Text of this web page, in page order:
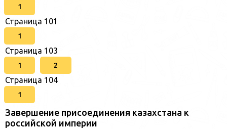
1
Страница 101
1
Страница 103
1 2
Страница 104
1
Завершение присоединения казахстана к
российской империи